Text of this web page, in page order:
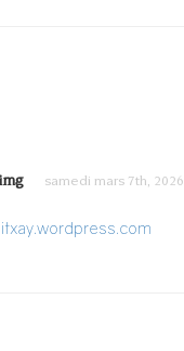
samedi mars 7th, 2026